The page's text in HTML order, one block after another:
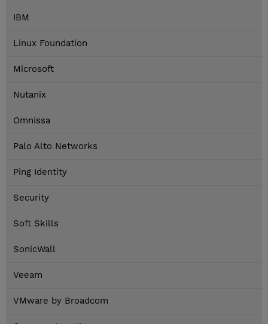
IBM
Linux Foundation
Microsoft
Nutanix
Omnissa
Palo Alto Networks
Ping Identity
Security
Soft Skills
SonicWall
Veeam
VMware by Broadcom